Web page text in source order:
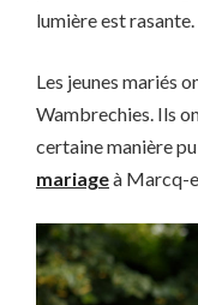
lumière est rasante.
Les jeunes mariés
Wambrechies. Ils
certaine manière
mariageà Marcq-